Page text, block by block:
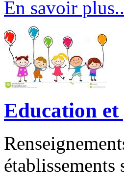
En savoir
Education et
établissements